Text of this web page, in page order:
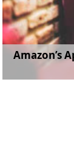
Amazon’s